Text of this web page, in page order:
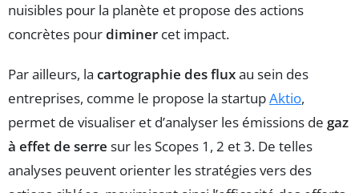
nuisibles pour la planète et propose des actions
concrètes pourdiminer cet impact.
Par ailleurs, la cartographie des fluxau sein des
entreprises, comme le propose la startupAktio,
permet de visualiser et d’analyser les émissions de gaz
à effet de serre sur les Scopes 1, 2 et 3. De telles
analyses peuvent orienter les stratégies vers des